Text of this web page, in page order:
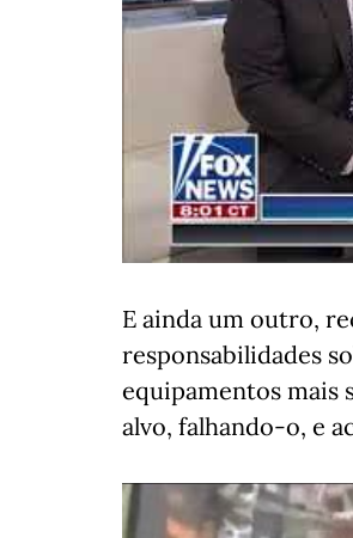
E ainda um outro,
responsabilidades
equipamentos mais
alvo, falhando-o, e